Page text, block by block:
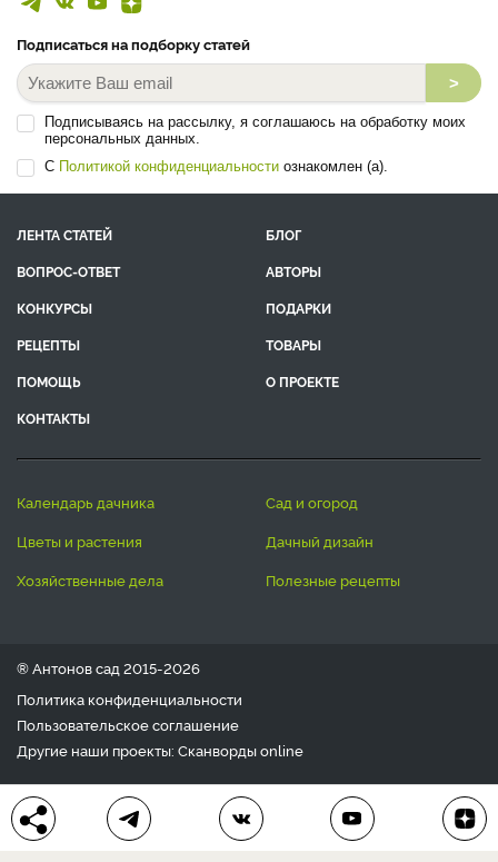
Подписаться на подборку статей
>
Подписываясь на рассылку, я соглашаюсь на обработку моих
персональных данных.
С Политикой конфиденциальности ознакомлен (а).
ЛЕНТА СТАТЕЙ
БЛОГ
ВОПРОС-ОТВЕТ
АВТОРЫ
КОНКУРСЫ
ПОДАРКИ
РЕЦЕПТЫ
ТОВАРЫ
ПОМОЩЬ
О ПРОЕКТЕ
КОНТАКТЫ
календарь дачника
сад и огород
цветы и растения
дачный дизайн
хозяйственные дела
полезные рецепты
® Антонов сад 2015-2026
Политика конфиденциальности
Пользовательское соглашение
Другие наши проекты: Сканвордыonline
Любое использование материала допускается только с
письменного согласия редакции